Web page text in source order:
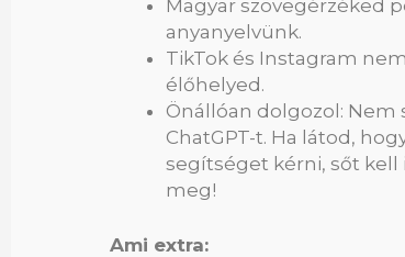
Magyar szövegérzéked
anyanyelvünk.
TikTok és Instagram
élőhelyed.
Önállóan dolgozol:
ChatGPT-t. Ha látod,
segítséget kérni, sőt kell
meg!
Ami extra: